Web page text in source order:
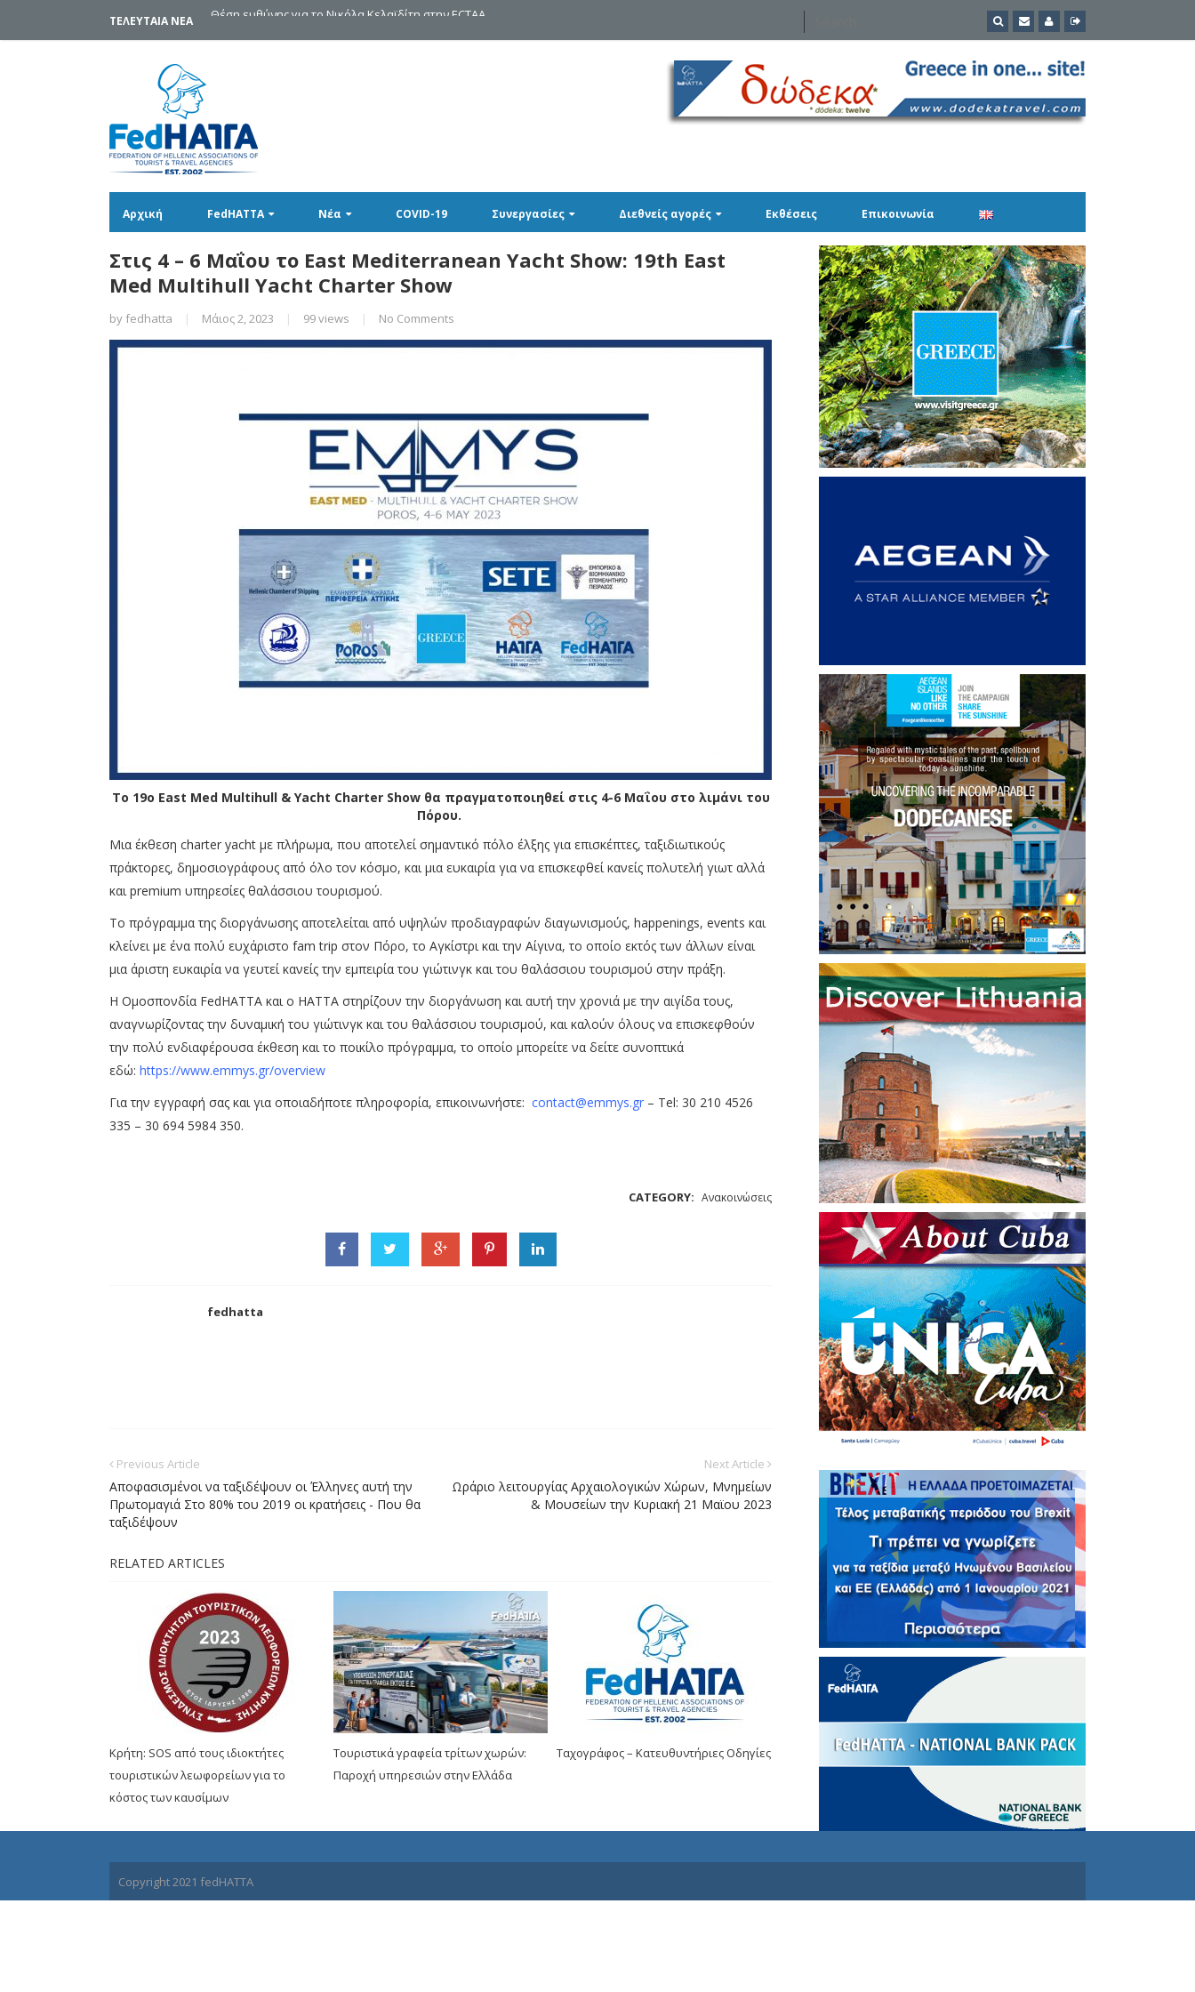
ΤΕΛΕΥΤΑΙΑ ΝΕΑ Θέση ευθύνης για το Νικόλα Κελαϊδίτη στην ECTAA
Αρχική FedHATTA Νέα COVID-19 Συνεργασίες Διεθνείς αγορές Εκθέσεις Επικοινωνία
Στις 4 – 6 Μαΐου το East Mediterranean Yacht Show: 19th East
Med Multihull Yacht Charter Show
by fedhatta | Μάιος 2, 2023 | 99 views | No Comments
To 19o East Med Multihull & Yacht Charter Show θα πραγματοποιηθεί στις 4-6 Μαΐου στο λιμάνι του
Πόρου.
Μια έκθεση charter yacht με πλήρωμα, που αποτελεί σημαντικό πόλο έλξης για επισκέπτες, ταξιδιωτικούς
πράκτορες, δημοσιογράφους από όλο τον κόσμο, και μια ευκαιρία για να επισκεφθεί κανείς πολυτελή γιωτ αλλά
και premium υπηρεσίες θαλάσσιου τουρισμού.
Το πρόγραμμα της διοργάνωσης αποτελείται από υψηλών προδιαγραφών διαγωνισμούς, happenings, events και
κλείνει με ένα πολύ ευχάριστο fam trip στον Πόρο, το Αγκίστρι και την Αίγινα, το οποίο εκτός των άλλων είναι
μια άριστη ευκαιρία να γευτεί κανείς την εμπειρία του γιώτινγκ και του θαλάσσιου τουρισμού στην πράξη.
Η Ομοσπονδία FedHATTA και ο ΗΑΤΤΑ στηρίζουν την διοργάνωση και αυτή την χρονιά με την αιγίδα τους,
αναγνωρίζοντας την δυναμική του γιώτινγκ και του θαλάσσιου τουρισμού, και καλούν όλους να επισκεφθούν
την πολύ ενδιαφέρουσα έκθεση και το ποικίλο πρόγραμμα, το οποίο μπορείτε να δείτε συνοπτικά
εδώ: https://www.emmys.gr/overview
Για την εγγραφή σας και για οποιαδήποτε πληροφορία, επικοινωνήστε: contact@emmys.gr – Tel: 30 210 4526
335 – 30 694 5984 350.
CATEGORY: Ανακοινώσεις
fedhatta
Previous Article
Αποφασισμένοι να ταξιδέψουν οι Έλληνες αυτή την
Πρωτομαγιά Στο 80% του 2019 οι κρατήσεις - Που θα
ταξιδέψουν
Next Article
Ωράριο λειτουργίας Αρχαιολογικών Χώρων, Μνημείων
& Μουσείων την Κυριακή 21 Μαϊου 2023
RELATED ARTICLES
Κρήτη: SOS από τους ιδιοκτήτες
τουριστικών λεωφορείων για το
κόστος των καυσίμων
Τουριστικά γραφεία τρίτων χωρών:
Παροχή υπηρεσιών στην Ελλάδα
Ταχογράφος – Κατευθυντήριες Οδηγίες
Copyright 2021 fedHATTA